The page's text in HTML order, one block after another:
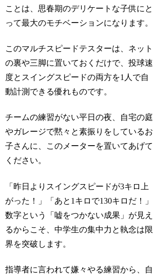
ことは、思春期のデリケートな子供にと
って最大のモチベーションになります。
このマルチスピードテスターは、ネット
の裏や三脚に置いておくだけで、投球速
度とスイングスピードの両方を1人で自
動計測できる優れものです。
チームの練習がない平日の夜、自宅の庭
やガレージで黙々と素振りをしているお
子さんに、このメーターを置いてあげて
ください。
「昨日よりスイングスピードが3キロ上
がった！」「あと1キロで130キロだ！」
数字という「嘘をつかない成果」が見え
るからこそ、中学生の集中力と執念は限
界を突破します。
指導者に言われて嫌々やる練習から、自